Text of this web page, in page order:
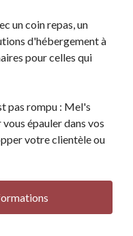
un coin repas, un
d'hébergement à
pour celles qui
pas rompu : Mel's
épauler dans vos
votre clientèle ou